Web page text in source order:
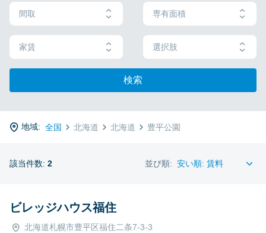
間取 専有面積
家賃 選択肢
検索
地域: 全国 北海道 北海道 豊平公園
該当件数: 2 並び順:
ビレッジハウス福住
北海道札幌市豊平区福住二条7-3-3